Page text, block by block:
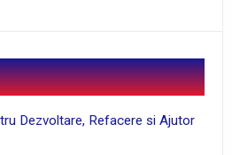
Dezvoltare, Refacere si Ajutor